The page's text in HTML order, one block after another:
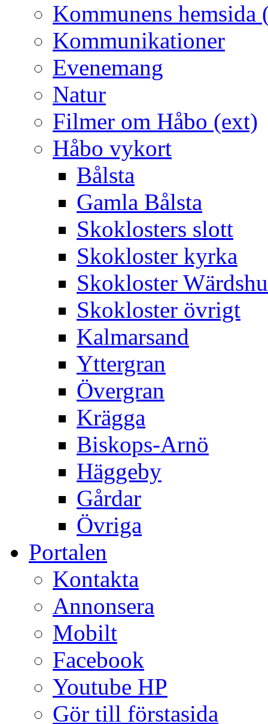
Kommunens hemsida
Kommunikationer
Evenemang
Natur
Filmer om Håbo (ext)
Håbo vykort
Bålsta
Gamla Bålsta
Skoklosters slott
Skokloster kyrka
Skokloster
Skokloster övrigt
Kalmarsand
Yttergran
Övergran
Krägga
Biskops-Arnö
Häggeby
Gårdar
Övriga
Portalen
Kontakta
Annonsera
Mobilt
Facebook
Youtube HP
Gör till förstasida